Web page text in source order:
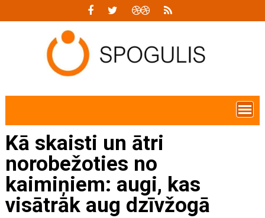
Kā skaisti un ātri
norobežoties no
kaimiņiem: augi, kas
visātrāk aug dzīvžogā